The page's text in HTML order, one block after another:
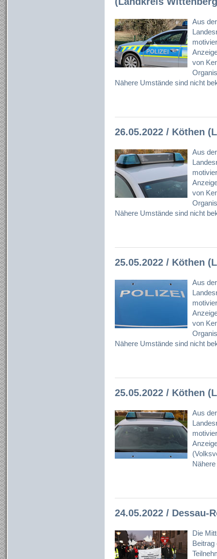
Aus
von
Nähere Umstände sind nicht
26.05.2022 / Köthen
Aus
von
Nähere Umstände sind nicht
25.05.2022 / Köthen
Aus
von
Nähere Umstände sind nicht
25.05.2022 / Köthen
Aus
24.05.2022 / Dessau-
Die
Beitrag